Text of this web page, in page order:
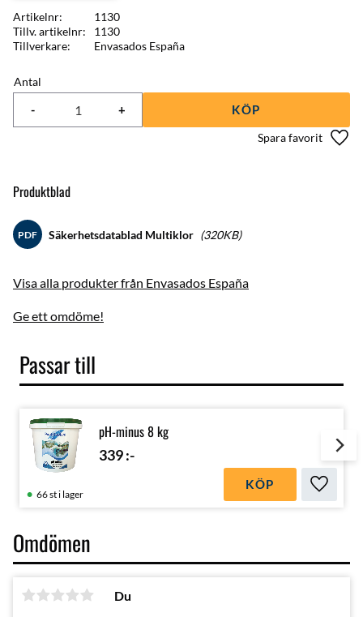
Antal
+
- KÖP
Artikelnr
1130
Tillv. artikelnr
1130
Tillverkare
Envasados España
Produktblad
PDF Säkerhetsdatablad Multiklor 320KB
Visa alla produkter från Envasados España
Ge ett omdöme!
Passar till
pH-minus 8 kg
339:-
Lägg
66 st i lager
KÖP
Omdömen
Du